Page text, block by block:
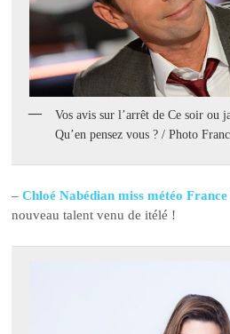
Vos avis sur l’arrêt de Ce soir ou
Qu’en pensez vous ? / Photo
–Chloé Nabédian miss météo France
nouveau talent venu de itélé !